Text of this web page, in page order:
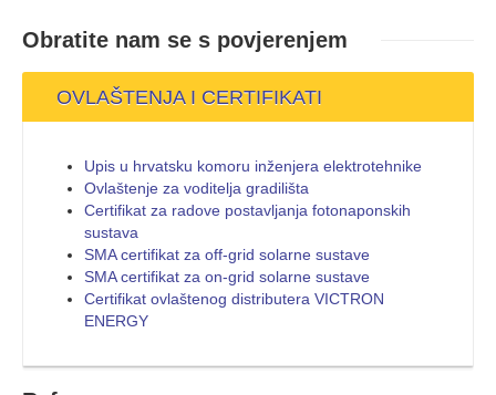
Obratite nam se s povjerenjem
OVLAŠTENJA I CERTIFIKATI
Upis u hrvatsku komoru inženjera elektrotehnike
Ovlaštenje za voditelja gradilišta
Certifikat za radove postavljanja fotonaponskih
sustava
SMA certifikat za off-grid solarne sustave
SMA certifikat za on-grid solarne sustave
Certifikat ovlaštenog distributera VICTRON
ENERGY